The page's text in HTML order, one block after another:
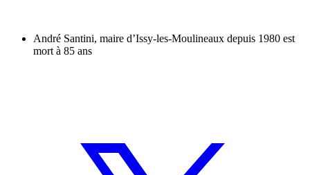
André Santini, maire d’Issy-les-Moulineaux depuis 1980 est
mort à 85 ans